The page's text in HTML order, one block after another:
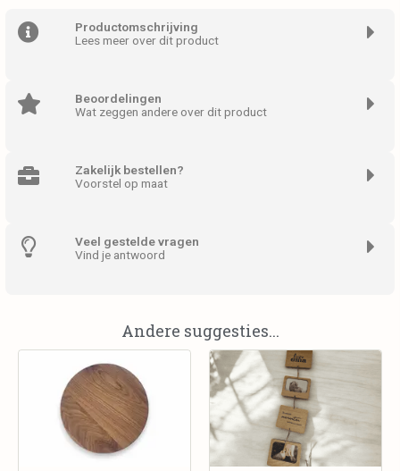
Productomschrijving
Lees meer over dit product
Beoordelingen
Wat zeggen andere over dit product
Zakelijk bestellen?
Voorstel op maat
Veel gestelde vragen
Vind je antwoord
Andere suggesties...